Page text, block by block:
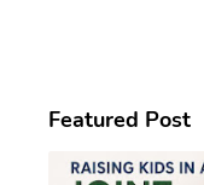
Featured Post